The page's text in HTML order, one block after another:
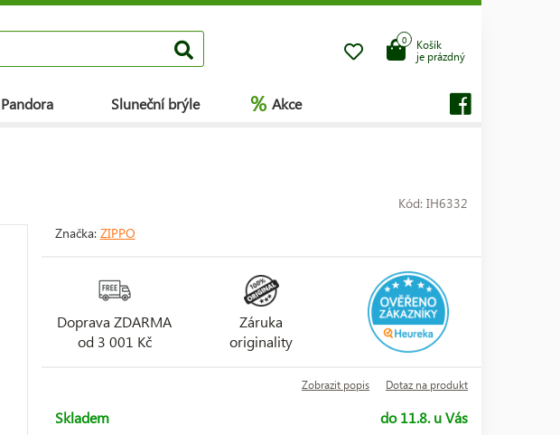
Košík
je prázdný
0
Pandora Sluneční brýle % Akce
Kód: IH6332
Značka: ZIPPO
Doprava ZDARMA
od 3 001 Kč
Záruka
originality
Zobrazit popis Dotaz na produkt
Skladem
do 11.8. u Vás